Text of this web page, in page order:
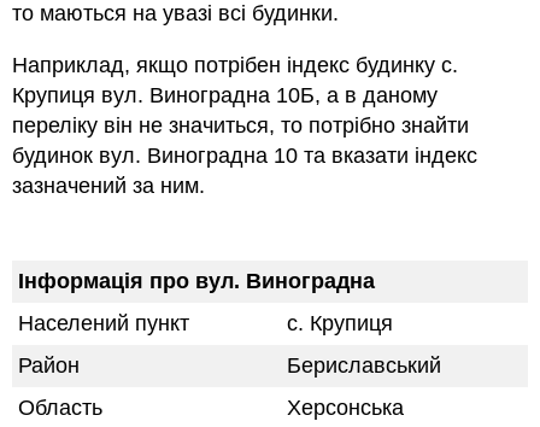
то маються на увазi всi будинки.
Наприклад, якщо потрiбен індекс будинку с.
Крупиця вул. Виноградна 10Б, а в даному
переліку він не значиться, то потрібно знайти
будинок вул. Виноградна 10 та вказати індекс
зазначений за ним.
Інформація про вул. Виноградна
Населений пункт
с. Крупиця
Район
Бериславський
Область
Херсонська